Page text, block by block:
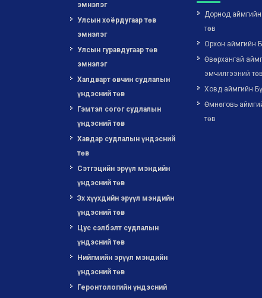
эмнэлэг
Улсын хоёрдугаар төв
эмнэлэг
Улсын гуравдугаар төв
эмнэлэг
Халдварт өвчин судлалын
үндэсний төв
Гэмтэл согог судлалын
үндэсний төв
Хавдар судлалын үндэсний
төв
Сэтгэцийн эрүүл мэндийн
үндэсний төв
Эх хүүхдийн эрүүл мэндийн
үндэсний төв
Цус сэлбэлт судлалын
үндэсний төв
Нийгмийн эрүүл мэндийн
үндэсний төв
Геронтологийн үндэсний
Дорнод
төв
Орхон аймгийн
Өвөрхангай
эмчилгээний төв
Ховд аймгийн
Өмнөговь
төв